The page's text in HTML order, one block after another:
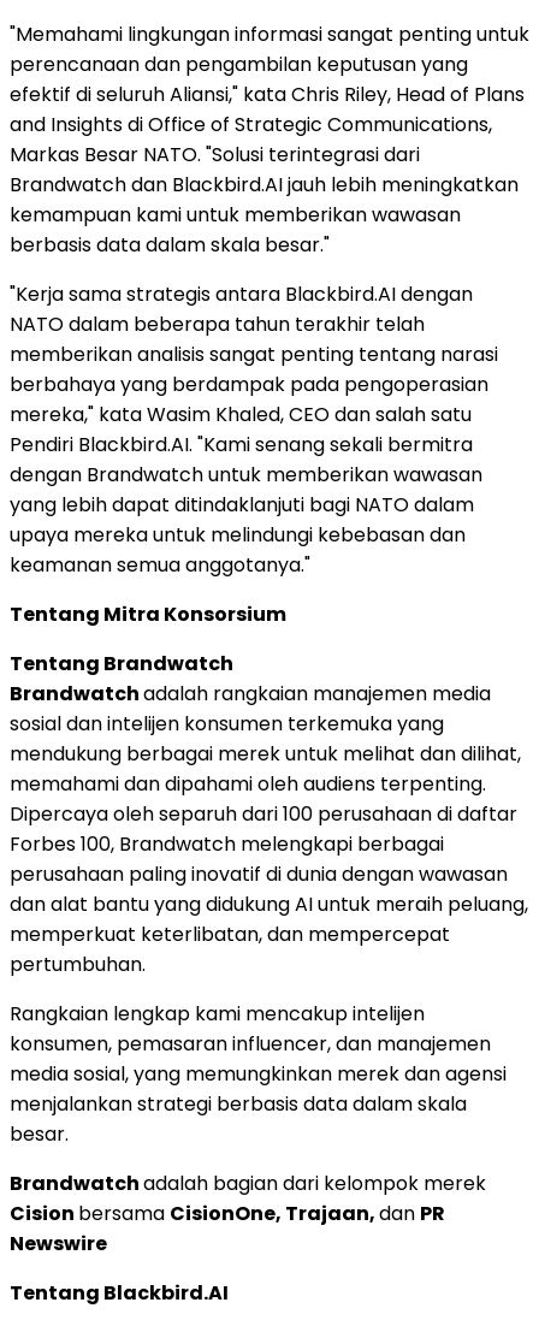
"Memahami lingkungan informasi sangat penting untuk
perencanaan dan pengambilan keputusan yang
efektif di seluruh Aliansi," kata Chris Riley, Head of Plans
and Insights di Office of Strategic Communications,
Markas Besar NATO. "Solusi terintegrasi dari
Brandwatch dan Blackbird.AI jauh lebih meningkatkan
kemampuan kami untuk memberikan wawasan
berbasis data dalam skala besar."
"Kerja sama strategis antara Blackbird.AI dengan
NATO dalam beberapa tahun terakhir telah
memberikan analisis sangat penting tentang narasi
berbahaya yang berdampak pada pengoperasian
mereka," kata Wasim Khaled, CEO dan salah satu
Pendiri Blackbird.AI. "Kami senang sekali bermitra
dengan Brandwatch untuk memberikan wawasan
yang lebih dapat ditindaklanjuti bagi NATO dalam
upaya mereka untuk melindungi kebebasan dan
keamanan semua anggotanya."
Tentang Mitra Konsorsium
Tentang Brandwatch
Brandwatchadalah rangkaian manajemen media
sosial dan intelijen konsumen terkemuka yang
mendukung berbagai merek untuk melihat dan dilihat,
memahami dan dipahami oleh audiens terpenting.
Dipercaya oleh separuh dari 100 perusahaan di daftar
Forbes 100, Brandwatch melengkapi berbagai
perusahaan paling inovatif di dunia dengan wawasan
dan alat bantu yang didukung AI untuk meraih peluang,
memperkuat keterlibatan, dan mempercepat
pertumbuhan.
Rangkaian lengkap kami mencakup intelijen
konsumen, pemasaran influencer, dan manajemen
media sosial, yang memungkinkan merek dan agensi
menjalankan strategi berbasis data dalam skala
besar.
Brandwatchadalah bagian dari kelompok merek
Cision bersama CisionOne, Trajaan,dan PR
Newswire
Tentang Blackbird.AI